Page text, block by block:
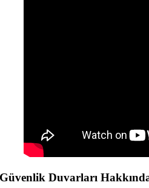
Güvenlik Duvarları